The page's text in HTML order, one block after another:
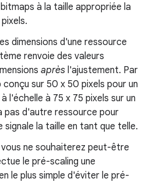
à la taille appropriée la
dimensions d'une ressource
renvoie des valeurs
après l'ajustement. Par
conçu sur 50 x 50 pixels pour un
l'échelle à 75 x 75 pixels sur un
pas d'autre ressource pour
signale la taille en tant que telle.
ne souhaiterez peut-être
le pré-scaling une
le plus simple d'éviter le pré-